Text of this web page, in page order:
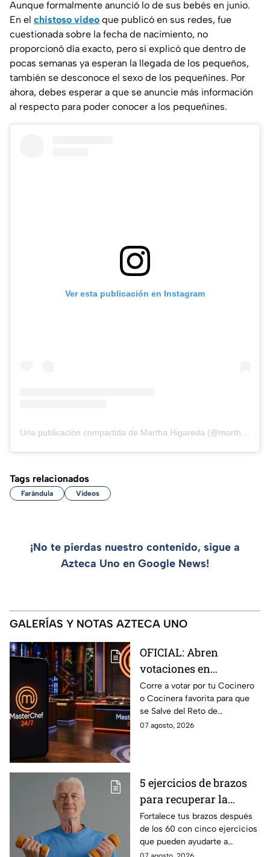
Aunque formalmente anunció lo de sus bebés en junio.
En el chistoso video que publicó en sus redes, fue
cuestionada sobre la fecha de nacimiento, no
proporcionó día exacto, pero sí explicó que dentro de
pocas semanas ya esperan la llegada de los pequeños,
también se desconoce el sexo de los pequeñines. Por
ahora, debes esperar a que se anuncie más información
al respecto para poder conocer a los pequeñines.
Ver esta publicación en Instagram
Tags relacionados
Farándula Videos
¡No te pierdas nuestro contenido, sigue a
Azteca Uno en Google News!
GALERÍAS Y NOTAS AZTECA UNO
OFICIAL: Abren
votaciones en
MasterChef 24/7 para
que salves a un
Cocinero del Reto de
Eliminación de este
Corre a votar por tu Cocinero
o Cocinera favorita para que
se Salve del Reto de
Eliminación de MasterChef
07 agosto, 2026
5 ejercicios de brazos
para recuperar la
fuerza después de los
60
Fortalece tus brazos después
de los 60 con cinco ejercicios
que pueden ayudarte a
recuperar fuerza, movilidad y